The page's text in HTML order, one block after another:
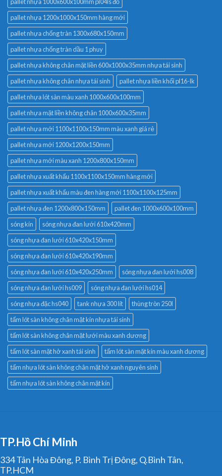
pallet nhựa 1000x600x100mm pl04ls đỏ
pallet nhựa 1200x1000x150mm hàng mới
pallet nhựa chống tràn 1300x680x150mm
pallet nhựa chống tràn dầu 1 phuy
pallet nhựa không chân mặt liền 600x1000x35mm nhựa tái sinh
pallet nhựa không chân nhựa tái sinh
pallet nhựa liền khối pl16-lk
pallet nhựa lót sàn màu xanh 1000x600x100mm
pallet nhựa mặt liền không chân 1000x600x35mm
pallet nhựa mới 1100x1100x150mm màu xanh giá rẻ
pallet nhựa mới 1200x1200x150mm
pallet nhựa mới màu xanh 1200x800x150mm
pallet nhựa xuất khẩu 1100x1100x150mm hàng mới
pallet nhựa xuất khẩu màu đen hàng mới 1100x1100x125mm
pallet nhựa đen 1200x800x150mm
pallet đen 1000x600x100mm
sóng kín
sóng nhựa đan lưới 610x420mm
sóng nhựa đan lưới 610x420x150mm
sóng nhựa đan lưới 610x420x190mm
sóng nhựa đan lưới 610x420x250mm
sóng nhựa đan lưới hs008
sóng nhựa đan lưới hs009
sóng nhựa đan lưới hs014
sóng nhựa đặc hs040
tank nhựa 300 lít
thùng tròn 250l
tấm lót sàn không chân mặt kín nhựa tái sinh
tấm lót sàn không chân mặt lưới màu xanh dương
tấm lót sàn mặt hở xanh tái sinh
tấm lót sàn mặt kín màu xanh dương
tấm nhựa lót sàn không chân mặt hở xanh nguyên sinh
tấm nhựa lót sàn không chân mặt kín
TP.Hồ Chí Minh
334 Tân Hòa Đông, P. Bình Trị Đông, Q.Bình Tân,
TP.HCM